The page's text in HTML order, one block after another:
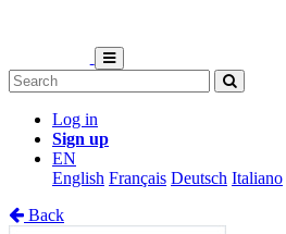
Log in
Sign up
EN
English Français Deutsch Italiano
Back